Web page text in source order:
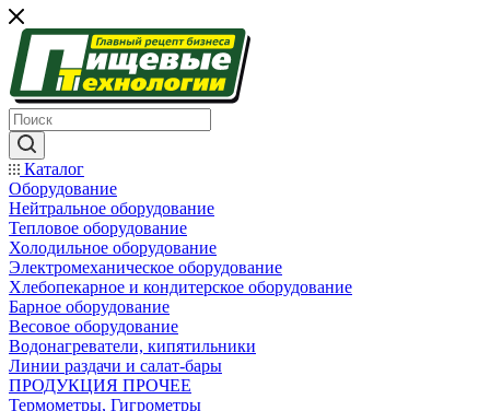
Каталог
Оборудование
Нейтральное оборудование
Тепловое оборудование
Холодильное оборудование
Электромеханическое оборудование
Хлебопекарное и кондитерское оборудование
Барное оборудование
Весовое оборудование
Водонагреватели, кипятильники
Линии раздачи и салат-бары
ПРОДУКЦИЯ ПРОЧЕЕ
Термометры, Гигрометры